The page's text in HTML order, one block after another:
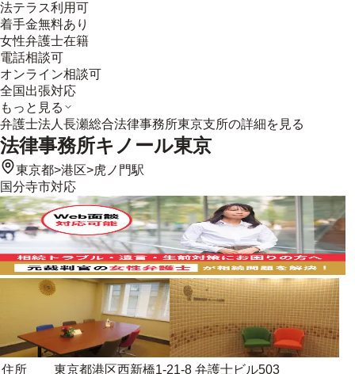
法テラス利用可
着手金無料あり
女性弁護士在籍
電話相談可
オンライン相談可
全国出張対応
もっと見る
弁護士法人長瀬総合法律事務所東京支所の詳細を見る
法律事務所キノール東京
東京都>港区>虎ノ門駅
国分寺市対応
住所 東京都港区西新橋1-21-8 弁護士ビル503